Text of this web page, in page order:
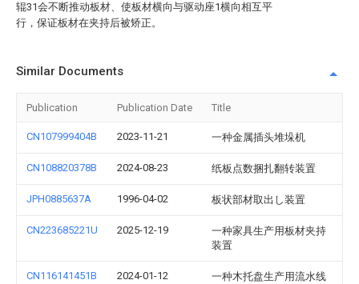
辊31会不断推动板材、使板材横向与驱动座1横向相互平
行，保证板材在夹持后被矫正。
Similar Documents
Publication Publication Date Title
CN107999404B 2023-11-21 一种金属插头堆垛机
CN108820378B 2024-08-23 纸板点数捆扎翻转装置
JPH0885637A 1996-04-02 板状部材取出し装置
CN223685221U 2025-12-19
一种家具生产用板材夹持
装置
CN116141451B 2024-01-12
一种木托盘生产用流水线